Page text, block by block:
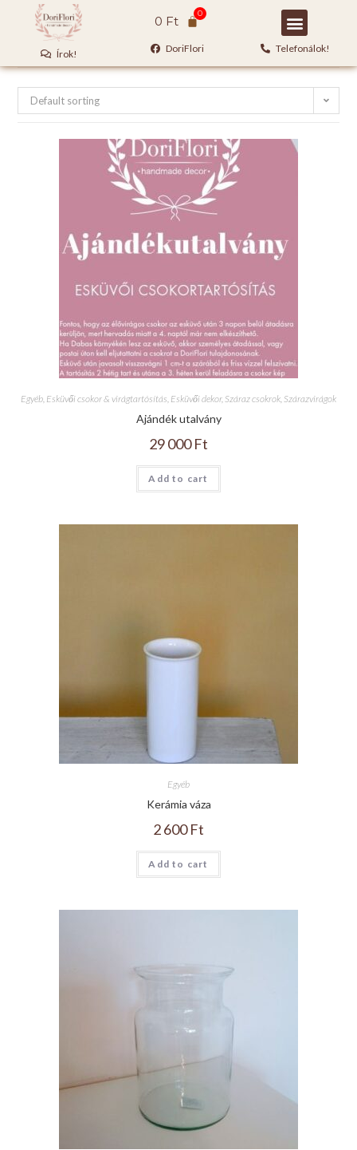
Írok!
0 Ft
DoriFlori Telefonálok!
Default sorting
Egyéb, Esküvői csokor & virágtartósítás, Esküvői dekor, Száraz csokrok, Szárazvirágok
Ajándék utalvány
29 000Ft
Add to cart
Egyéb
Kerámia váza
2 600Ft
Add to cart